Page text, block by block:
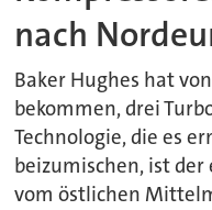
nach
Baker Hughes hat
bekommen, drei
Technologie, die es
beizumischen, ist
vom östlichen